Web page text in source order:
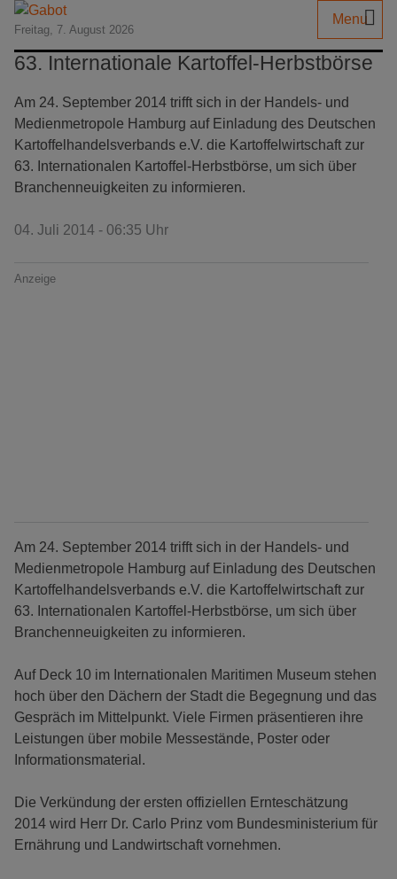
Freitag, 7. August 2026
Menu
63. Internationale Kartoffel-Herbstbörse
Am 24. September 2014 trifft sich in der Handels- und
Medienmetropole Hamburg auf Einladung des Deutschen
Kartoffelhandelsverbands e.V. die Kartoffelwirtschaft zur
63. Internationalen Kartoffel-Herbstbörse, um sich über
Branchenneuigkeiten zu informieren.
04. Juli 2014 - 06:35 Uhr
Anzeige
Am 24. September 2014 trifft sich in der Handels- und
Medienmetropole Hamburg auf Einladung des Deutschen
Kartoffelhandelsverbands e.V. die Kartoffelwirtschaft zur
63. Internationalen Kartoffel-Herbstbörse, um sich über
Branchenneuigkeiten zu informieren.
Auf Deck 10 im Internationalen Maritimen Museum stehen
hoch über den Dächern der Stadt die Begegnung und das
Gespräch im Mittelpunkt. Viele Firmen präsentieren ihre
Leistungen über mobile Messestände, Poster oder
Informationsmaterial.
Die Verkündung der ersten offiziellen Ernteschätzung
2014 wird Herr Dr. Carlo Prinz vom Bundesministerium für
Ernährung und Landwirtschaft vornehmen.